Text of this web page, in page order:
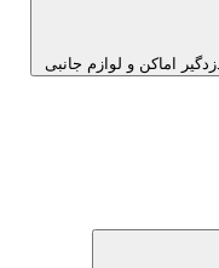
اماکن و لوازم جانبی